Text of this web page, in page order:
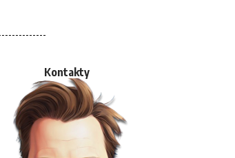
Kontakty